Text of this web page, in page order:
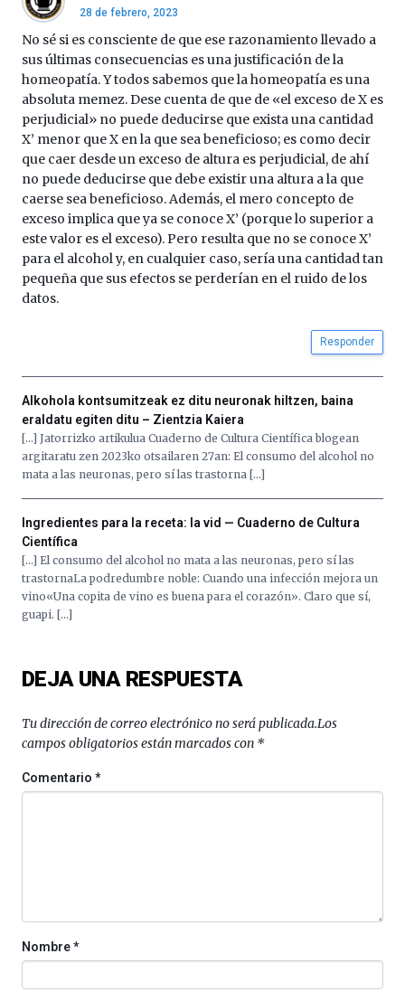
28 de febrero, 2023
No sé si es consciente de que ese razonamiento llevado a
sus últimas consecuencias es una justificación de la
homeopatía. Y todos sabemos que la homeopatía es una
absoluta memez. Dese cuenta de que de «el exceso de X es
perjudicial» no puede deducirse que exista una cantidad
X’ menor que X en la que sea beneficioso; es como decir
que caer desde un exceso de altura es perjudicial, de ahí
no puede deducirse que debe existir una altura a la que
caerse sea beneficioso. Además, el mero concepto de
exceso implica que ya se conoce X’ (porque lo superior a
este valor es el exceso). Pero resulta que no se conoce X’
para el alcohol y, en cualquier caso, sería una cantidad tan
pequeña que sus efectos se perderían en el ruido de los
datos.
Responder
Alkohola kontsumitzeak ez ditu neuronak hiltzen, baina
eraldatu egiten ditu – Zientzia Kaiera
[…] Jatorrizko artikulua Cuaderno de Cultura Científica blogean
argitaratu zen 2023ko otsailaren 27an: El consumo del alcohol no
mata a las neuronas, pero sí las trastorna […]
Ingredientes para la receta: la vid — Cuaderno de Cultura
Científica
[…] El consumo del alcohol no mata a las neuronas, pero sí las
trastornaLa podredumbre noble: Cuando una infección mejora un
vino«Una copita de vino es buena para el corazón». Claro que sí,
guapi. […]
DEJA UNA RESPUESTA
Tu dirección de correo electrónico no será publicada.Los
campos obligatorios están marcados con *
Comentario*
Nombre*